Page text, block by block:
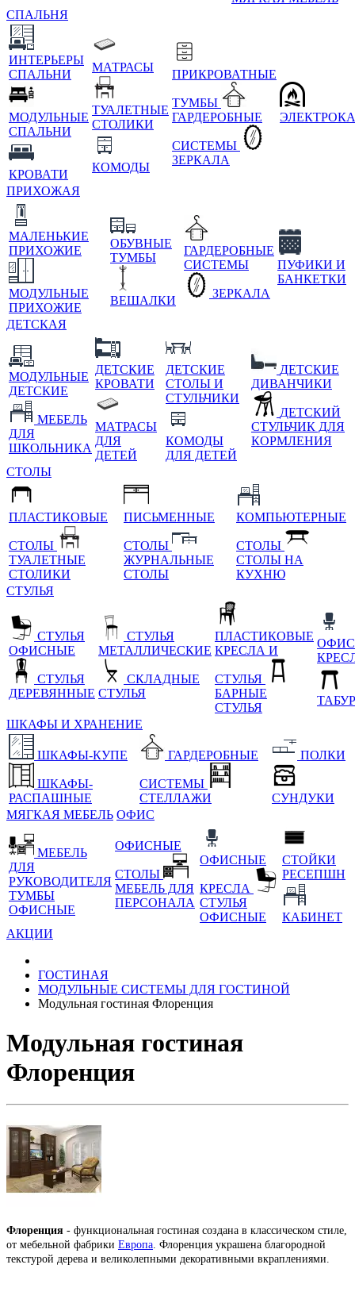
СПАЛЬНЯ
ИНТЕРЬЕРЫ
СПАЛЬНИ
МОДУЛЬНЫЕ
СПАЛЬНИ
КРОВАТИ
МАТРАСЫ
ТУАЛЕТНЫЕ
СТОЛИКИ
КОМОДЫ
ПРИКРОВАТНЫЕ
ТУМБЫ
ГАРДЕРОБНЫЕ
СИСТЕМЫ
ЗЕРКАЛА
ПРИХОЖАЯ
МАЛЕНЬКИЕ
ПРИХОЖИЕ
МОДУЛЬНЫЕ
ПРИХОЖИЕ
ОБУВНЫЕ
ТУМБЫ
ВЕШАЛКИ
ГАРДЕРОБНЫЕ
СИСТЕМЫ
ЗЕРКАЛА
ПУФИКИ И
БАНКЕТКИ
ДЕТСКАЯ
МОДУЛЬНЫЕ
ДЕТСКИЕ
МЕБЕЛЬ
ДЛЯ
ШКОЛЬНИКА
ДЕТСКИЕ
КРОВАТИ
МАТРАСЫ
ДЛЯ
ДЕТЕЙ
ДЕТСКИЕ
СТОЛЫ И
СТУЛЬЧИКИ
КОМОДЫ
ДЛЯ ДЕТЕЙ
ДЕТСКИЕ
ДИВАНЧИКИ
ДЕТСКИЙ
СТУЛЬЧИК ДЛЯ
КОРМЛЕНИЯ
СТОЛЫ
ПЛАСТИКОВЫЕ
СТОЛЫ
ТУАЛЕТНЫЕ
СТОЛИКИ
ПИСЬМЕННЫЕ
СТОЛЫ
ЖУРНАЛЬНЫЕ
СТОЛЫ
КОМПЬЮТЕРНЫЕ
СТОЛЫ
СТОЛЫ НА
КУХНЮ
СТУЛЬЯ
СТУЛЬЯ
ОФИСНЫЕ
СТУЛЬЯ
ДЕРЕВЯННЫЕ
СТУЛЬЯ
МЕТАЛЛИЧЕСКИЕ
СКЛАДНЫЕ
СТУЛЬЯ
ПЛАСТИКОВЫЕ
КРЕСЛА И
СТУЛЬЯ
БАРНЫЕ
СТУЛЬЯ
ШКАФЫ И ХРАНЕНИЕ
ШКАФЫ-КУПЕ
ШКАФЫ-
РАСПАШНЫЕ
ГАРДЕРОБНЫЕ
СИСТЕМЫ
СТЕЛЛАЖИ
ПОЛКИ
СУНДУКИ
МЯГКАЯ МЕБЕЛЬ ОФИС
МЕБЕЛЬ
ДЛЯ
РУКОВОДИТЕЛЯ
ТУМБЫ
ОФИСНЫЕ
ОФИСНЫЕ
СТОЛЫ
МЕБЕЛЬ ДЛЯ
ПЕРСОНАЛА
ОФИСНЫЕ
КРЕСЛА
СТУЛЬЯ
ОФИСНЫЕ
СТОЙКИ
РЕСЕПШН
КАБИНЕТ
АКЦИИ
ГОСТИНАЯ
МОДУЛЬНЫЕ СИСТЕМЫ ДЛЯ ГОСТИНОЙ
Модульная гостиная Флоренция
Модульная гостиная
Флоренция
Флоренция - функциональная гостиная создана в классическом стиле,
от мебельной фабрики Европа. Флоренция украшена благородной
текстурой дерева и великолепными декоративными вкраплениями.